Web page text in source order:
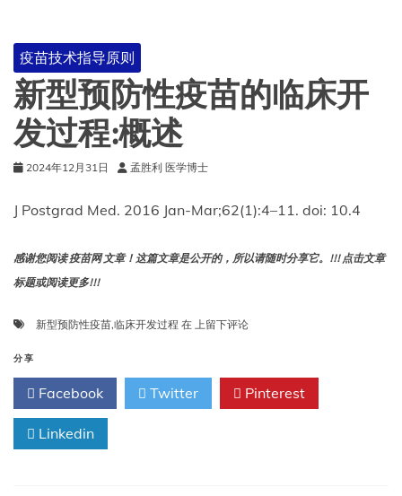
议
中
的
疫苗技术指导原则
新型预防性疫苗的临床开
发过程:概述
2024年12月31日 孟胜利 医学博士
J Postgrad Med. 2016 Jan-Mar;62(1):4–11. doi: 10.4
感谢您阅读 疫苗网 文章！这篇文章是公开的，所以请随时分享它。!!! 点击文章
标题或阅读更多!!!
新型预防性疫苗,临床开发过程 在 新
防
性
疫
上留下评论
分享
Facebook Twitter Pinterest
Linkedin